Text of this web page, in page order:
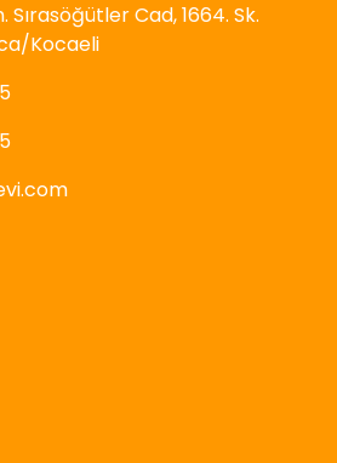
Sırasöğütler Cad, 1664. Sk.
Kocaeli